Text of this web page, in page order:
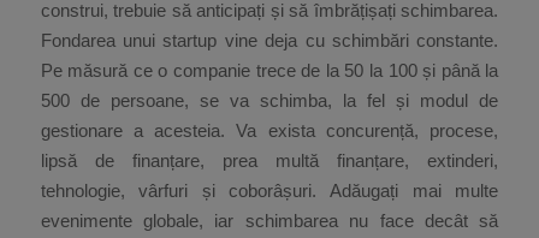
construi, trebuie să anticipați și să îmbrățișați schimbarea.
Fondarea unui startup vine deja cu schimbări constante.
Pe măsură ce o companie trece de la 50 la 100 și până la
500 de persoane, se va schimba, la fel și modul de
gestionare a acesteia. Va exista concurență, procese,
lipsă de finanțare, prea multă finanțare, extinderi,
tehnologie, vârfuri și coborâșuri. Adăugați mai multe
evenimente globale, iar schimbarea nu face decât să